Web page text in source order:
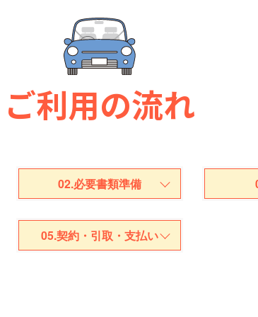
ご利用の流れ
02.必要書類準備
05.契約・引取・支払い